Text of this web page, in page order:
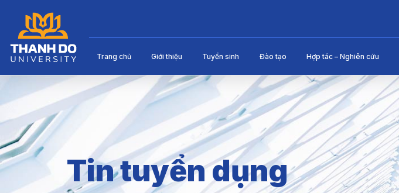
Trang chủ Giới thiệu Tuyển sinh Đào tạo Hợp tác – Nghiên cứu
Tin tuyển dụng